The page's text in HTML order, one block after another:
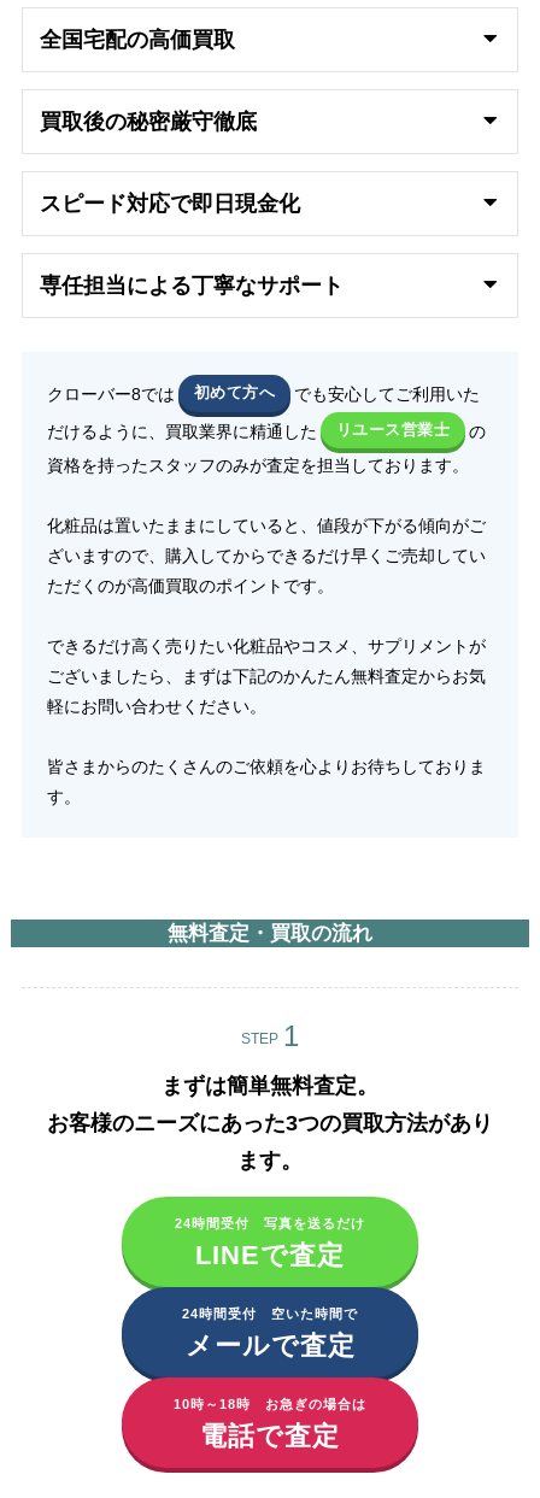
全国宅配の高価買取
買取後の秘密厳守徹底
スピード対応で即日 現金化
専任担当による丁寧なサポート
クローバー8では 初めて方へ
でも安心してご利用いた
だけるように、買取業界に精通した
リユース営業士
の
資格を持ったスタッフのみが査定を担当しております。
化粧品は置いたままにしていると、値段が下がる傾向がご
ざいますので、購入してからできるだけ早くご売却してい
ただくのが高価買取のポイントです。
できるだけ高く売りたい化粧品やコスメ、サプリメントが
ございましたら、まずは下記のかんたん無料査定からお気
軽にお問い合わせください。
皆さまからのたくさんのご依頼を心よりお待ちしておりま
す。
無料査定・買取の流れ
STEP
まずは簡単無料査定。
お客様のニーズにあった3つの買取方法があり
ます。​
24時間受付 写真を送るだけ
LINEで査定
24時間受付 空いた時間で
メールで査定
10時～18時 お急ぎの場合は
電話で査定